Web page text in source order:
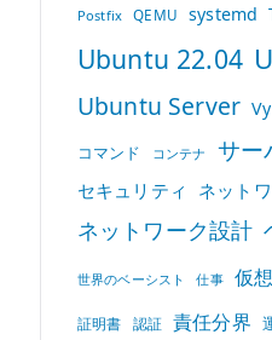
Postfix QEMU systemd
Ubuntu 22.04
Ubuntu Server
コマンド コンテナ サー
セキュリティ ネット
ネットワーク設計
世界のベーシスト 仕事 仮
証明書 認証 責任分界